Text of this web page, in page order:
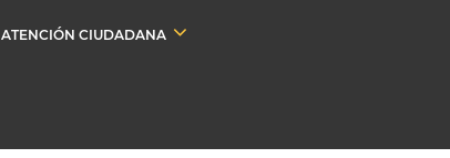
ATENCIÓN CIUDADANA